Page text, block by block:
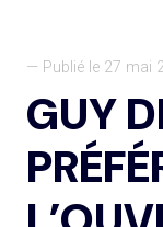
— Publié le 27 mai
GUY